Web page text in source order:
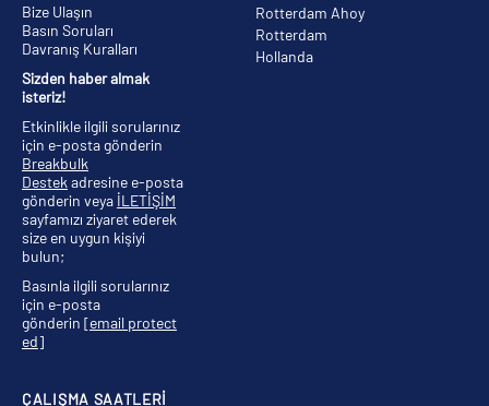
Rotterdam Ahoy
Rotterdam
Hollanda
ÇALIŞMA SAATLERİ
Bize Ulaşın
Basın Soruları
Davranış Kuralları
Sizden haber almak
isteriz!
Etkinlikle ilgili sorularınız
için e-posta gönderin
Breakbulk
Destek adresine e-posta
gönderin veya İLETİŞİM
sayfamızı ziyaret ederek
size en uygun kişiyi
bulun;
Basınla ilgili sorularınız
için e-posta
gönderin [email protect
ed]